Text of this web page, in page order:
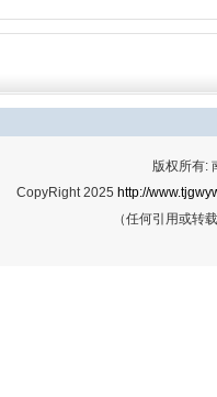
版权所有:
CopyRight 2025 http://
（任何引用或转